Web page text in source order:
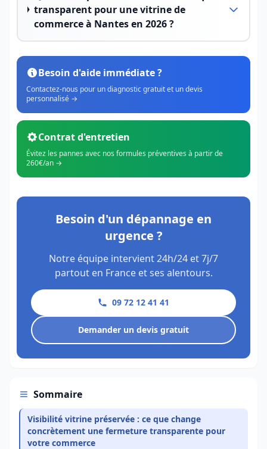
transparent pour une vitrine de
commerce à Nantes en 2026 ?
Besoin d'aide immédiate ?
Contactez-nous pour un diagnostic gratuit et un devis
personnalisé →
Contrat d'entretien
Évitez les pannes avec nos formules préventives à partir de
260€/an →
Besoin d'un dépannage en
urgence ?
Notre équipe intervient 24h/24 et 7j/7
partout en France et ses alentours.
09 72 12 41 41
Demander un devis gratuit
Sommaire
Visibilité vitrine préservée : ce que change
concrètement une fermeture transparente pour
votre commerce